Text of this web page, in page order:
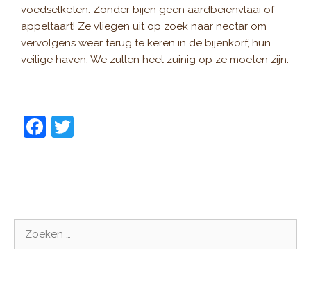
voedselketen. Zonder bijen geen aardbeienvlaai of
appeltaart! Ze vliegen uit op zoek naar nectar om
vervolgens weer terug te keren in de bijenkorf, hun
veilige haven. We zullen heel zuinig op ze moeten zijn.
F
b
o